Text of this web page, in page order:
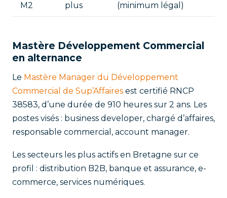
M2
plus
(minimum légal)
Mastère Développement Commercial
en alternance
Le Mastère Manager du Développement
Commercial de Sup’Affaires est certifié RNCP
38583, d’une durée de 910 heures sur 2 ans. Les
postes visés : business developer, chargé d’affaires,
responsable commercial, account manager.
Les secteurs les plus actifs en Bretagne sur ce
profil : distribution B2B, banque et assurance, e-
commerce, services numériques.